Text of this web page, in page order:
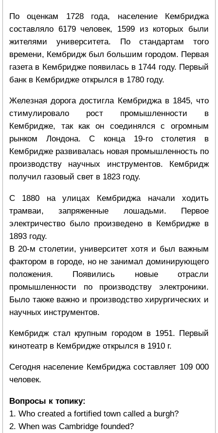
По оценкам 1728 года, население Кембриджа
составляло 6179 человек, 1599 из которых были
жителями университета. По стандартам того
времени, Кембридж был большим городом. Первая
газета в Кембридже появилась в 1744 году. Первый
банк в Кембридже открылся в 1780 году.
Железная дорога достигла Кембриджа в 1845, что
стимулировало рост промышленности в
Кембридже, так как он соединялся с огромным
рынком Лондона. С конца 19-го столетия в
Кембридже развивалась новая промышленность по
производству научных инструментов. Кембридж
получил газовый свет в 1823 году.
С 1880 на улицах Кембриджа начали ходить
трамваи, запряженные лошадьми. Первое
электричество было произведено в Кембридже в
1893 году.
В 20-м столетии, университет хотя и был важным
фактором в городе, но не занимал доминирующего
положения. Появились новые отрасли
промышленности по производству электроники.
Было также важно и производство хирургических и
научных инструментов.
Кембридж стал крупным городом в 1951. Первый
кинотеатр в Кембридже открылся в 1910 г.
Сегодня население Кембриджа составляет 109 000
человек.
Вопросы к топику:
1. Who created a fortified town called a burgh?
2. When was Cambridge founded?